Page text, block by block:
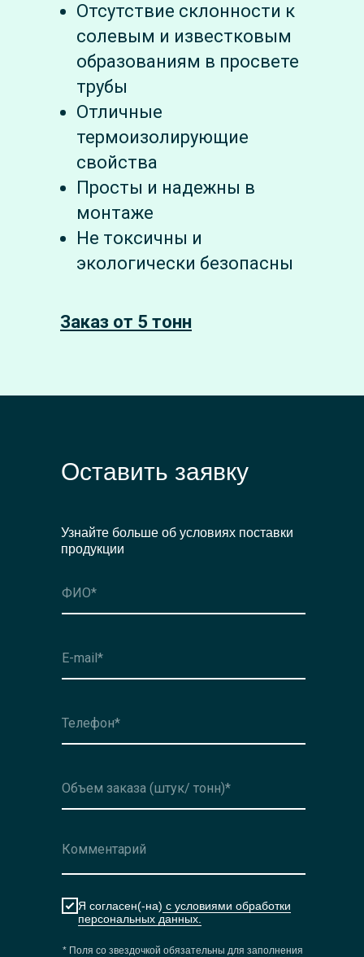
Отсутствие склонности к
солевым и известковым
образованиям в просвете
трубы
Отличные
термоизолирующие
свойства
Просты и надежны в
монтаже
Не токсичны и
экологически безопасны
Заказ от 5 тонн
* Поля со звездочкой обязательны для заполнения
Узнайте больше об условиях поставки
продукции
Оставить заявку
Я согласен(-на) с условиями обработки
персональных данных.
Оформить заявку